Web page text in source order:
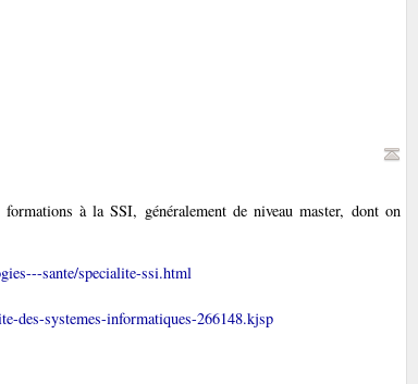
à la SSI, généralement de niveau master, dont on
sante/specialite-ssi.html
des-systemes-informatiques-266148.kjsp